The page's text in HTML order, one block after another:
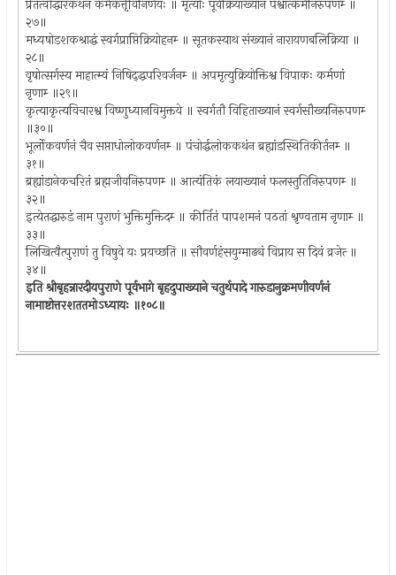
प्रेतत्वोद्धारकथनं कर्मकर्त्तृविनिर्णयः ॥ मृत्योः पूर्वक्रियाख्यानं पश्वात्कर्मनिरुपणम्‍ ॥
२७॥
मध्यषोडशकश्राद्धं स्वर्गप्राप्तिक्रियोहनम्‍ ॥ सूतकस्याथ संख्यानं नारायणबलिक्रिया ॥
२८॥
वृषोत्सर्गस्य माहात्म्यं निषिद्द्धपरिवर्जनम्‍ ॥ अपमृत्युक्रियोक्तिश्व विपाकः कर्मणां
नृणाम्‍ ॥२९॥
कृत्याकृत्यविचारश्व विष्णुध्यानविमुक्तये ॥ स्वर्गतौ विहिताख्यानं स्वर्गसौख्यनिरुपणम्‍
॥३०॥
भूर्लोकवर्णनं चैव सप्ताधोलोकवर्णनम्‍ ॥ पंचोर्द्धलोककथंन ब्रह्यांडस्थितिकीर्तनम्‍ ॥
३१॥
ब्रह्यांडानेकचरितं ब्रह्मजीवनिरुपणम्‍ ॥ आत्यंतिकं लयाख्यानं फलस्तुतिनिरुपणम्‍ ॥
३२॥
इत्येतद्धारुडं नाम पुराणं भुक्तिमुक्तिदम्‍ ॥ कीर्तितं पापशमनं पठतां श्रृण्वताम नृणाम्‍ ॥
३३॥
लिखित्वैत्पुराणं तु विषुवे यः प्रयच्छति ॥ सौवर्णहंसयुग्माढ्यं विप्राय स दिवं व्रजेत्‍ ॥
३४॥
इति श्रीबृहन्नारदीयपुराणे पूर्वभागे बृहदुपाख्याने चतुर्थपादे गारुडानुक्रमणीवर्णनं
नामाष्टोत्तरशततमोऽध्यायः ॥१०८॥